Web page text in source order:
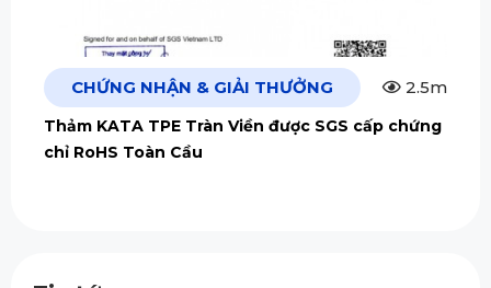
CHỨNG NHẬN & GIẢI THƯỞNG 2.5m
Thảm KATA TPE Tràn Viền được SGS cấp chứng
chỉ RoHS Toàn Cầu